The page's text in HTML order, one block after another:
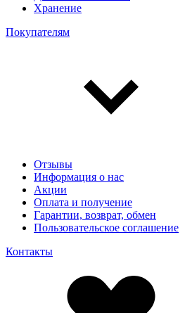
Хранение
Покупателям
Отзывы
Информация о нас
Акции
Оплата и получение
Гарантии, возврат, обмен
Пользовательское соглашение
Контакты